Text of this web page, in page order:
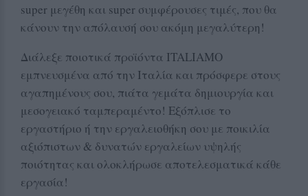
super μεγέθη και super συμφέρουσες τιμές, που θα
κάνουν την απόλαυσή σου ακόμη μεγαλύτερη!
Διάλεξε ποιοτικά προϊόντα ITALIAMO
εμπνευσμένα από την Ιταλία και πρόσφερε στους
αγαπημένους σου, πιάτα γεμάτα δημιουργία και
μεσογειακό ταμπεραμέντο! Εξόπλισε το
εργαστήριο ή την εργαλειοθήκη σου με ποικιλία
αξιόπιστων & δυνατών εργαλείων υψηλής
ποιότητας και ολοκλήρωσε αποτελεσματικά κάθε
εργασία!